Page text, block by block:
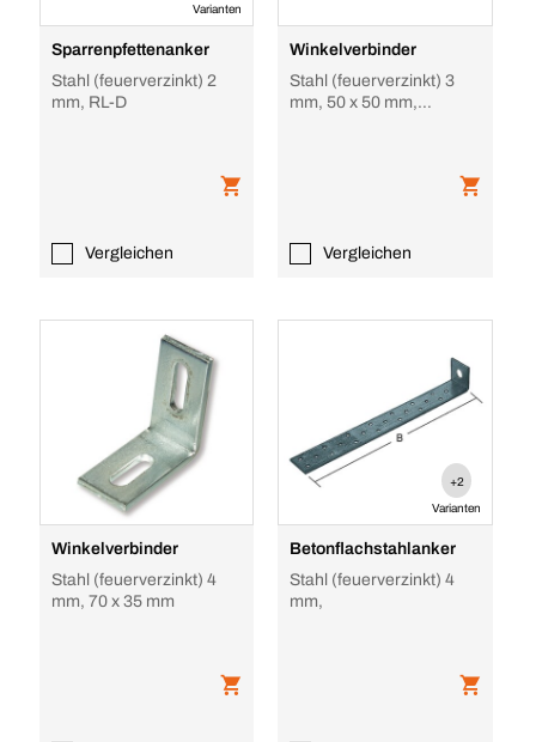
Varianten
Sparrenpfettenanker
Stahl (feuerverzinkt) 2
mm, RL-D
Vergleichen
Winkelverbinder
Stahl (feuerverzinkt) 3
mm, 50 x 50 mm,
Vergleichen
Winkelverbinder
Stahl (feuerverzinkt) 4
mm, 70 x 35 mm
+2
Varianten
Betonflachstahlanker
Stahl (feuerverzinkt) 4
mm,